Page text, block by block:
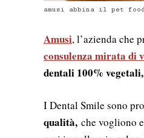
amusi abbina il pet
Amusi, l’azienda che
consulenza mirata
dentali 100%
I Dental Smile sono
qualità, che vogliono